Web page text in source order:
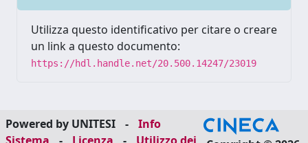
Utilizza questo identificativo per citare o creare
un link a questo documento:
https://hdl.handle.net/20.500.14247/23019
Powered by UNITESI -
Info